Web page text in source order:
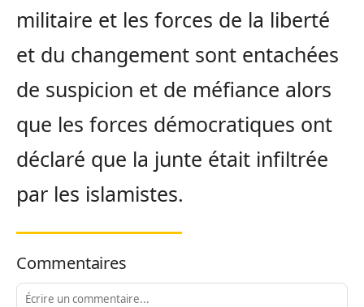
militaire et les forces de la liberté
et du changement sont entachées
de suspicion et de méfiance alors
que les forces démocratiques ont
déclaré que la junte était infiltrée
par les islamistes.
Commentaires